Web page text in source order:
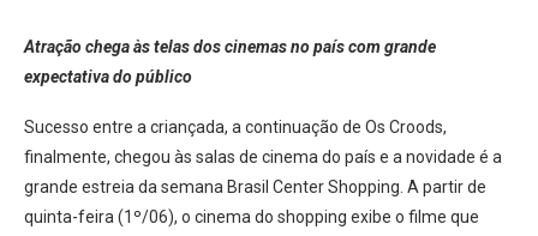
Atração chega às telas dos cinemas no país com grande
expectativa do público
Sucesso entre a criançada, a continuação de Os Croods,
finalmente, chegou às salas de cinema do país e a novidade é a
grande estreia da semana Brasil Center Shopping. A partir de
quinta-feira (1º/06), o cinema do shopping exibe o filme que